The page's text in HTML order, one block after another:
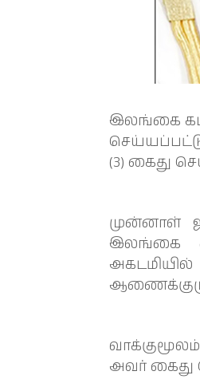
இலங்கை
(3) கைது
முன்னாள்
இலங்கை
அவர் கைது